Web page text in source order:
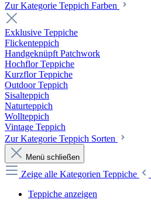
Zur Kategorie Teppich Farben
Exklusive Teppiche
Flickenteppich
Handgeknüpft Patchwork
Hochflor Teppiche
Kurzflor Teppiche
Outdoor Teppich
Sisalteppich
Naturteppich
Wollteppich
Vintage Teppich
Zur Kategorie Teppich Sorten
Menü schließen
Zeige alle Kategorien Teppiche
Teppiche anzeigen